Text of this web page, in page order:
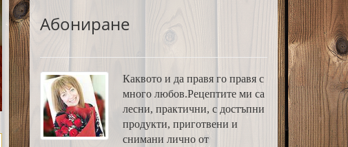
Абониране
Каквото и да правя го правя с
много любов.Рецептите ми са
лесни, практични, с достъпни
продукти, приготвени и
снимани лично от